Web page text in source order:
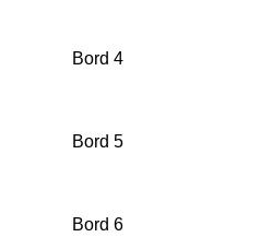
Bord 4
Bord 5
Bord 6